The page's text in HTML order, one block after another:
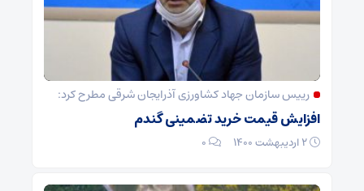
رییس سازمان جهاد کشاورزی آذرایجان شرقی مطرح کرد:
افزایش قیمت خرید تضمینی گندم
۰